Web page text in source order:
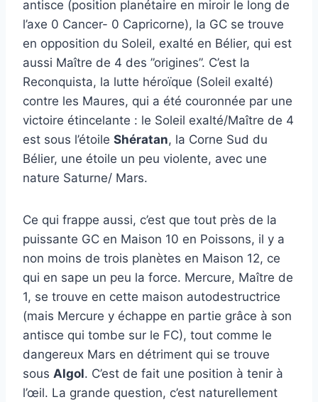
antisce (position planétaire en miroir le long de
l’axe 0 Cancer- 0 Capricorne), la GC se trouve
en opposition du Soleil, exalté en Bélier, qui est
aussi Maître de 4 des ”origines”. C’est la
Reconquista, la lutte héroïque (Soleil exalté)
contre les Maures, qui a été couronnée par une
victoire étincelante : le Soleil exalté/Maître de 4
est sous l’étoile Shératan, la Corne Sud du
Bélier, une étoile un peu violente, avec une
nature Saturne/ Mars.
Ce qui frappe aussi, c’est que tout près de la
puissante GC en Maison 10 en Poissons, il y a
non moins de trois planètes en Maison 12, ce
qui en sape un peu la force. Mercure, Maître de
1, se trouve en cette maison autodestructrice
(mais Mercure y échappe en partie grâce à son
antisce qui tombe sur le FC), tout comme le
dangereux Mars en détriment qui se trouve
sous Algol. C’est de fait une position à tenir à
l’œil. La grande question, c’est naturellement